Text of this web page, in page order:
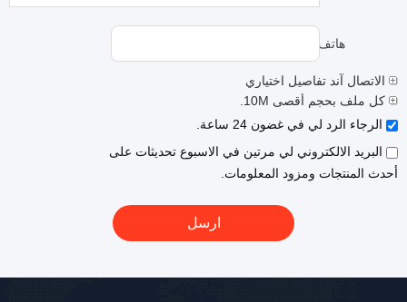
هاتف:
الاتصال آند تفاصيل اختياري
كل ملف بحجم أقصى 10M.
الرجاء الرد لي في غضون 24 ساعة.
البريد الالكتروني لي مرتين في الاسبوع تحديثات على
أحدث المنتجات ومزود المعلومات.